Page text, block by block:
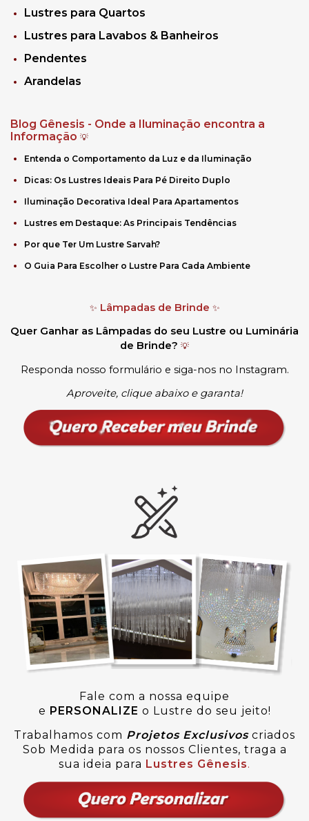
Lustres para Quartos
Lustres para Lavabos & Banheiros
Pendentes
Arandelas
Blog Gênesis - Onde a Iluminação encontra a
Informação 💡
Entenda o Comportamento da Luz e da Iluminação
Dicas: Os Lustres Ideais Para Pé Direito Duplo
Iluminação Decorativa Ideal Para Apartamentos
Lustres em Destaque: As Principais Tendências
Por que Ter Um Lustre Sarvah?
O Guia Para Escolher o Lustre Para Cada Ambiente
✨ Lâmpadas de Brinde ✨
Quer Ganhar as Lâmpadas do seu Lustre ou Luminária
de Brinde? 💡
Responda nosso formulário e siga-nos no Instagram.
Aproveite, clique abaixo e garanta!
Fale com a nossa equipe
e PERSONALIZE o Lustre do seu jeito!
Trabalhamos com Projetos Exclusivoscriados
Sob Medida para os nossos Clientes, traga a
sua ideia para Lustres Gênesis.